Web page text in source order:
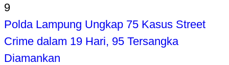
9
Polda Lampung Ungkap 75 Kasus Street
Crime dalam 19 Hari, 95 Tersangka
Diamankan